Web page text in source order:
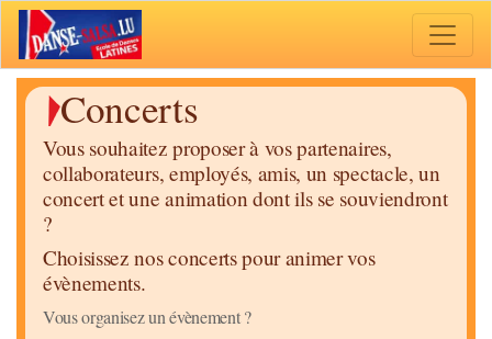
Concerts
Vous souhaitez proposer à vos partenaires,
collaborateurs, employés, amis, un spectacle, un
concert et une animation dont ils se souviendront
?
Choisissez nos concerts pour animer vos
évènements.
Vous organisez un évènement ?